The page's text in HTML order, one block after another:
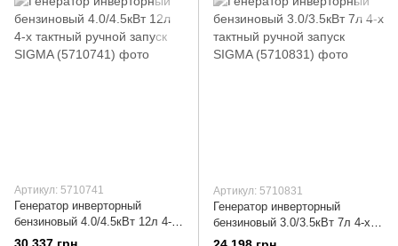
Артикул: 5710741
Генератор инверторный
бензиновый 4.0/4.5кВт 12л 4-х
тактный ручной запуск SIGMA
Артикул: 5710831
Генератор инверторный
бензиновый 3.0/3.5кВт 7л 4-х
тактный ручной запуск SIGMA